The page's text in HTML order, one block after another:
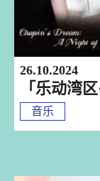
26.10.2024
「乐动湾
音乐